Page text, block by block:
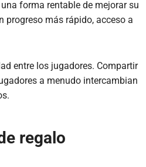
forma rentable de mejorar su
progreso más rápido, acceso a
entre los jugadores. Compartir
a menudo intercambian
regalo